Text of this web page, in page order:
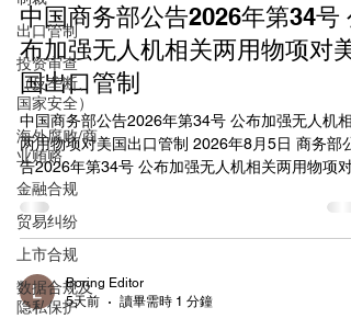
出口管制
投资审查
（反垄断、
国家安全）
海外腐败/商
业贿赂
金融合规
贸易纠纷
上市合规
数据合规及
隐私保护
中国商务部公告2026年第34号
布加强无人机相关两用物项对美
国出口管制
中国商务部公告2026年第34号 公布加强无人机相
两用物项对美国出口管制 2026年8月5日 商务部公
告2026年第34号 公布加强无人机相关两用物项对
国出口管制 【发布单位】安全与管制局 【发布文
号】商务部公告2026年第34号 【发文日期】2026
年08月05日 根据《中华人民共和国出口管制法》
《中华人民共和国两用物项出口管制条例》等法律
法规有关规定，为维护国家安全和利益、履行防扩
散等国际义务，决定加强无人机相关两用物项对美
Boring Editor
5天前
讀畢需時 1 分鐘